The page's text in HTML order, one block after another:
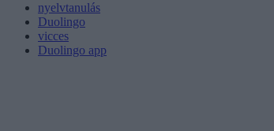
nyelvtanulás
Duolingo
vicces
Duolingo app